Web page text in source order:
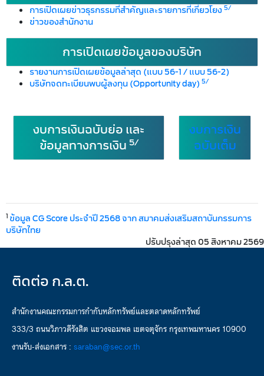
การเปิดเผยข่าวธุรกรรมที่สำคัญและรายการที่เกี่ยวโยง5/
ข่าวของสำนักงาน
การเปิดเผยข้อมูลของบริษัท
รายงานการเปิดเผยข้อมูลล่าสุด (แบบ 56-1 / แบบ 56-2)
บริษัทจดทะเบียนพบผู้ลงทุน (Opportunity day) 5/
งบการเงินฉบับย่อ และ
ข้อมูลทางการเงิน 5/
งบการเงิน
ฉบับเต็ม
1 ข้อมูล CG Score ประจำปี 2568 จาก สมาคมส่งเสริมสถาบันกรรมการ
บริษัทไทย
ปรับปรุงล่าสุด 05 สิงหาคม 2569
ติดต่อ ก.ล.ต.
สำนักงานคณะกรรมการกำกับหลักทรัพย์และตลาดหลักทรัพย์
333/3 ถนนวิภาวดีรังสิต แขวงจอมพล เขตจตุจักร กรุงเทพมหานคร 10900
งานรับ-ส่งเอกสาร : saraban@sec.or.th